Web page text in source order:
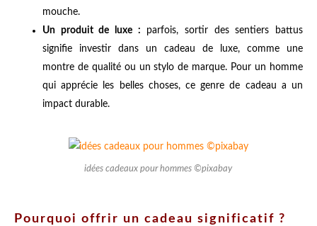
mouche.
Un produit de luxe : parfois, sortir des sentiers battus
signifie investir dans un cadeau de luxe, comme une
montre de qualité ou un stylo de marque. Pour un homme
qui apprécie les belles choses, ce genre de cadeau a un
impact durable.
idées cadeaux pour hommes ©pixabay
Pourquoi offrir un cadeau significatif ?